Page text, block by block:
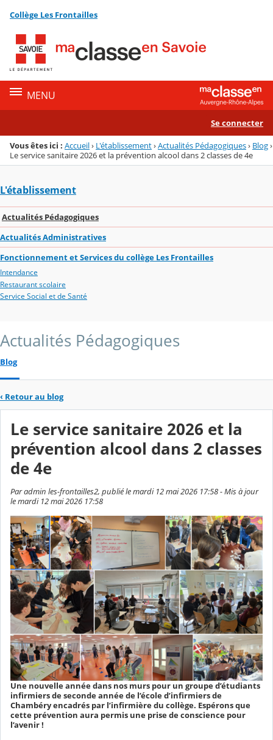
Menu de la rubrique
Contenu
Collège Les Frontailles
MENU
Se connecter
Vous êtes ici : Accueil› L'établissement›Actualités Pédagogiques› Blog›
Le service sanitaire 2026 et la prévention alcool dans 2 classes de 4e
L'établissement
Actualités Pédagogiques
Actualités Administratives
Fonctionnement et Services du collège Les Frontailles
Intendance
Restaurant scolaire
Service Social et de Santé
Actualités Pédagogiques
Blog
‹ Retour au blog
Le service sanitaire 2026 et la
prévention alcool dans 2 classes
de 4e
Par admin les-frontailles2, publié le mardi 12 mai 2026 17:58 - Mis à jour
le mardi 12 mai 2026 17:58
Une nouvelle année dans nos murs pour un groupe d’étudiants
infirmiers de seconde année de l’école d’infirmiers de
Chambéry encadrés par l’infirmière du collège. Espérons que
cette prévention aura permis une prise de conscience pour
l’avenir !